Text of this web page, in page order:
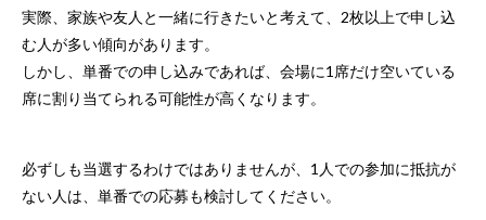
実際、家族や友人と一緒に行きたいと考えて、2枚以上で申し込
む人が多い傾向があります。
しかし、単番での申し込みであれば、会場に1席だけ空いている
席に割り当てられる可能性が高くなります。
必ずしも当選するわけではありませんが、1人での参加に抵抗が
ない人は、単番での応募も検討してください。